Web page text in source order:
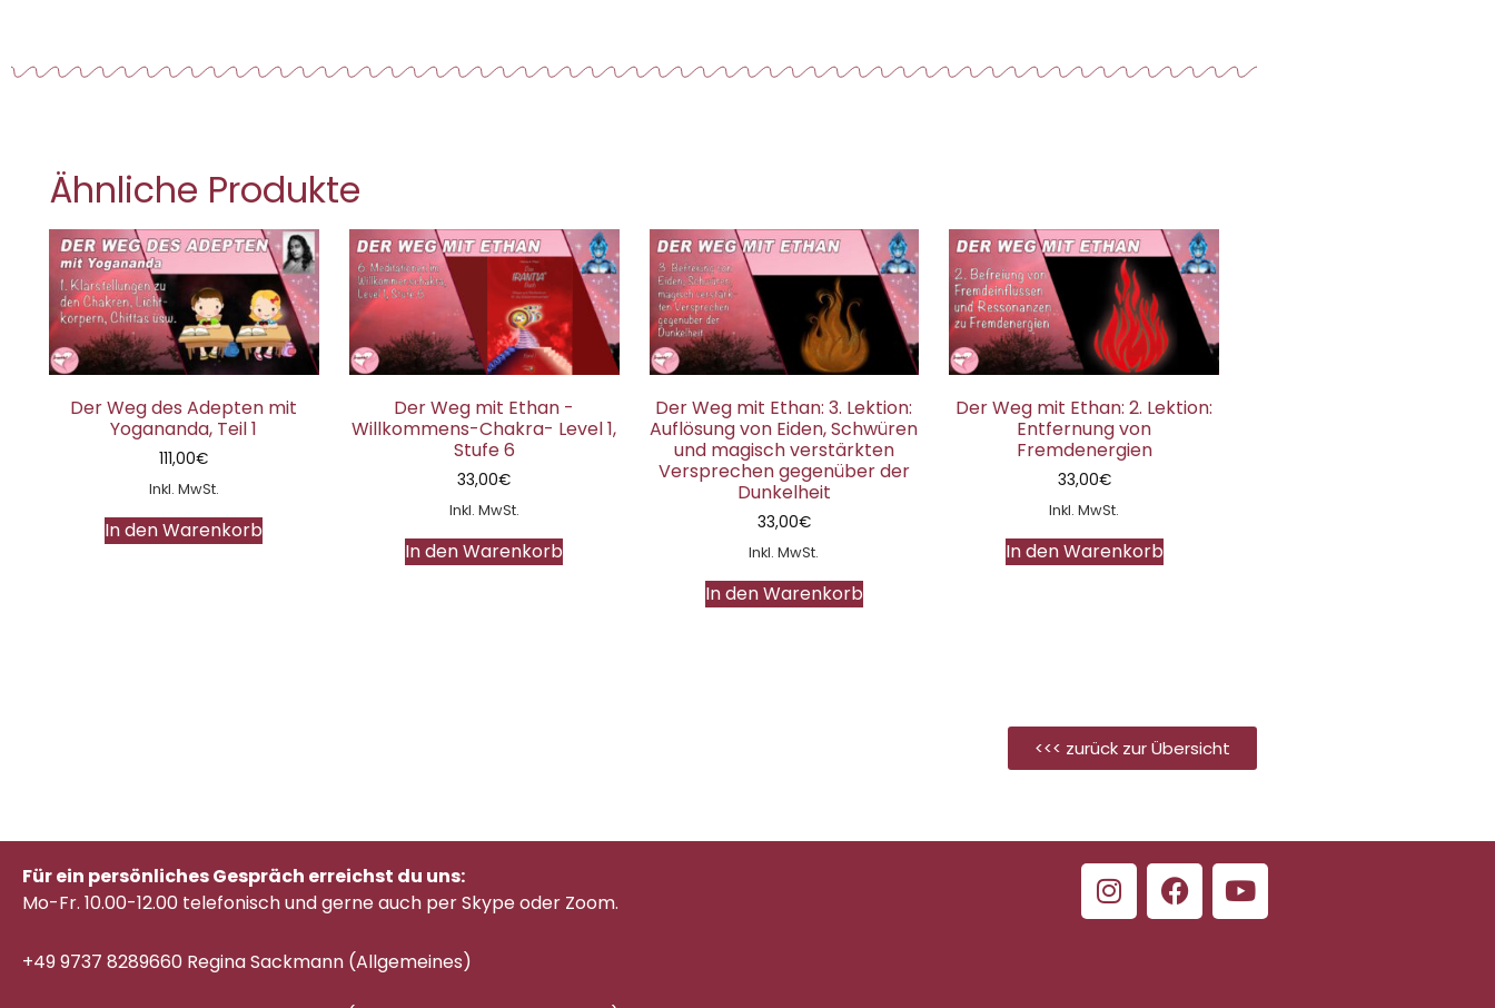
Ähnliche Produkte
Der Weg des Adepten mit
Yogananda, Teil 1
111,00€
Inkl. MwSt.
In den Warenkorb
Der Weg mit Ethan -
Willkommens-Chakra- Level 1,
Stufe 6
33,00€
Inkl. MwSt.
In den Warenkorb
Der Weg mit Ethan: 3. Lektion:
Auflösung von Eiden, Schwüren
und magisch verstärkten
Versprechen gegenüber der
Dunkelheit
33,00€
Inkl. MwSt.
In den Warenkorb
Der Weg mit Ethan: 2. Lektion:
Entfernung von
Fremdenergien
33,00€
Inkl. MwSt.
In den Warenkorb
<<< zurück zur Übersicht
Für ein persönliches Gespräch erreichst du uns:
Mo-Fr. 10.00-12.00 telefonischund gerne auch per Skype oder Zoom.
+49 9737 8289660 Regina Sackmann (Allgemeines)